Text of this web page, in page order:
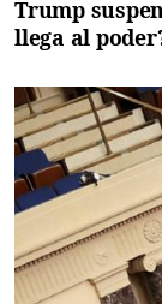
Trump
llega al